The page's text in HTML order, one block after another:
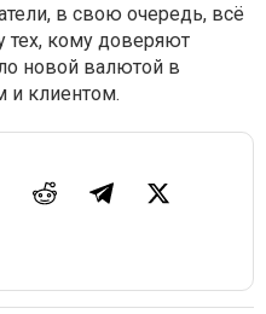
в свою очередь, всё
кому доверяют
новой валютой в
и клиентом.